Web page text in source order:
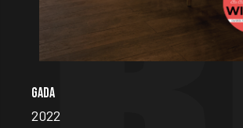
GADA
2022